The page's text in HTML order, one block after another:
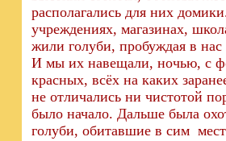
располагались для них
учреждениях, магазинах,
жили голуби, пробуждая в
И мы их навещали, ночью, с
красных, всёх на каких
не отличались ни чистотой
было начало. Дальше была
голуби, обитавшие в сим